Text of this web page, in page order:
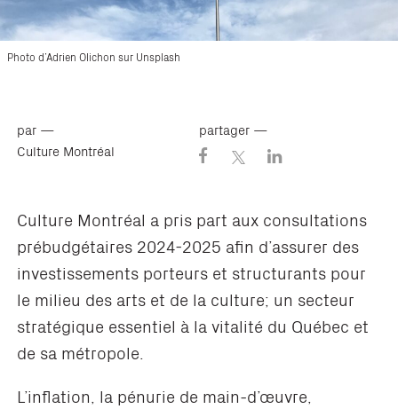
Photo d’Adrien Olichon sur Unsplash
par —
Culture Montréal
partager —
Culture Montréal a pris part aux consultations
prébudgétaires 2024-2025 afin d’assurer des
investissements porteurs et structurants pour
le milieu des arts et de la culture; un secteur
stratégique essentiel à la vitalité du Québec et
de sa métropole.
L’inflation, la pénurie de main-d’œuvre,